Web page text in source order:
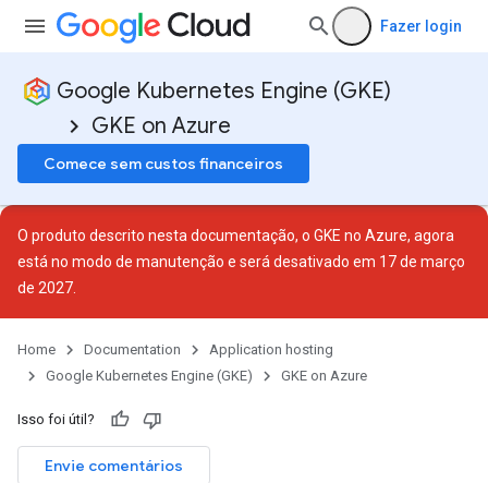
Fazer login
Google Kubernetes Engine (GKE)
GKE on Azure
Comece sem custos financeiros
O produto descrito nesta documentação, o GKE no Azure, agora
está no modo de manutenção e será desativado em 17 de março
de 2027.
Home Documentation
Application hosting
Google Kubernetes Engine (GKE)
GKE on Azure
Isso foi útil?
Envie comentários